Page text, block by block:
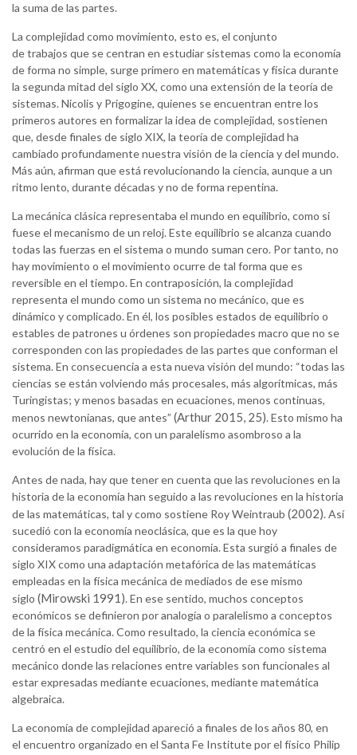
la suma de las partes.
La complejidad como movimiento, esto es, el conjunto
de trabajos que se centran en estudiar sistemas como la economía
de forma no simple, surge primero en matemáticas y física durante
la segunda mitad del siglo XX, como una extensión de la teoría de
sistemas. Nicolis y Prigogine, quienes se encuentran entre los
primeros autores en formalizar la idea de complejidad, sostienen
que, desde finales de siglo XIX, la teoría de complejidad ha
cambiado profundamente nuestra visión de la ciencia y del mundo.
Más aún, afirman que está revolucionando la ciencia, aunque a un
ritmo lento, durante décadas y no de forma repentina.
La mecánica clásica representaba el mundo en equilibrio, como si
fuese el mecanismo de un reloj. Este equilibrio se alcanza cuando
todas las fuerzas en el sistema o mundo suman cero. Por tanto, no
hay movimiento o el movimiento ocurre de tal forma que es
reversible en el tiempo. En contraposición, la complejidad
representa el mundo como un sistema no mecánico, que es
dinámico y complicado. En él, los posibles estados de equilibrio o
estables de patrones u órdenes son propiedades macro que no se
corresponden con las propiedades de las partes que conforman el
sistema. En consecuencia a esta nueva visión del mundo: “todas las
ciencias se están volviendo más procesales, más algorítmicas, más
Turingistas; y menos basadas en ecuaciones, menos continuas,
menos newtonianas, que antes” (Arthur 2015, 25). Esto mismo ha
ocurrido en la economía, con un paralelismo asombroso a la
evolución de la física.
Antes de nada, hay que tener en cuenta que las revoluciones en la
historia de la economía han seguido a las revoluciones en la historia
de las matemáticas, tal y como sostiene Roy Weintraub (2002). Así
sucedió con la economía neoclásica, que es la que hoy
consideramos paradigmática en economía. Esta surgió a finales de
siglo XIX como una adaptación metafórica de las matemáticas
empleadas en la física mecánica de mediados de ese mismo
siglo (Mirowski 1991). En ese sentido, muchos conceptos
económicos se definieron por analogía o paralelismo a conceptos
de la física mecánica. Como resultado, la ciencia económica se
centró en el estudio del equilibrio, de la economía como sistema
mecánico donde las relaciones entre variables son funcionales al
estar expresadas mediante ecuaciones, mediante matemática
algebraica.
La economía de complejidad apareció a finales de los años 80, en
el encuentro organizado en el Santa Fe Institute por el físico Philip